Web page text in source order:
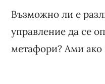
Възможно ли е
управление да се
метафори? Ами ако